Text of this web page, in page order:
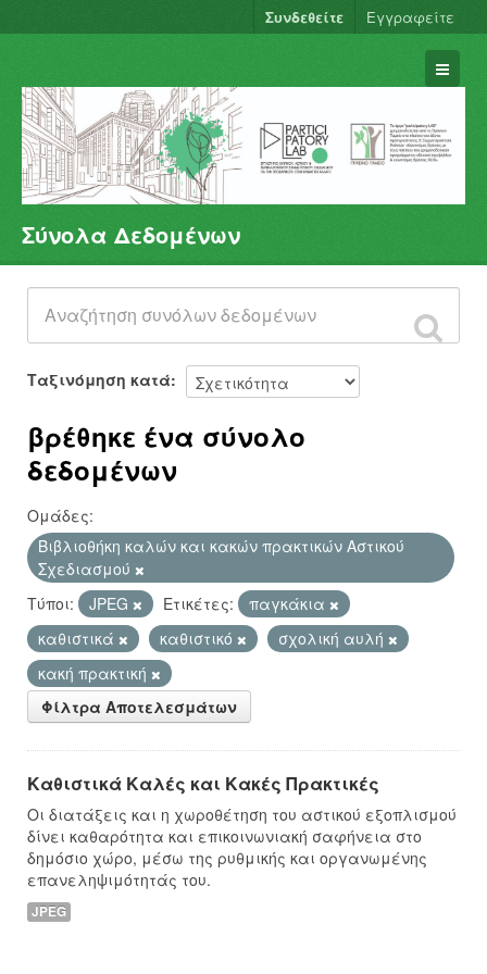
Συνδεθείτε Εγγραφείτε
Σύνολα Δεδομένων
Φορείς
Ομάδες
Σχετικά
Σύνολα Δεδομένων
Ταξινόμηση κατά
βρέθηκε ένα σύνολο
δεδομένων
Ομάδες:
Βιβλιοθήκη καλών και κακών πρακτικών Αστικού
Σχεδιασμού
Τύποι:
JPEG Ετικέτες:
παγκάκια
καθιστικά
καθιστικό
σχολική αυλή
κακή πρακτική
Φίλτρα Αποτελεσμάτων
Καθιστικά Καλές και Κακές Πρακτικές
Οι διατάξεις και η χωροθέτηση του αστικού εξοπλισμού
δίνει καθαρότητα και επικοινωνιακή σαφήνεια στο
δημόσιο χώρο, μέσω της ρυθμικής και οργανωμένης
επανεληψιμότητάς του.
JPEG